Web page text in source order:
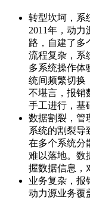
转型坎坷，系
2011年，动
路，自建了多
流程复杂，系
多系统操作体
统间频繁切换
不堪言，报销
手工进行，基
数据割裂，管
系统的割裂导
在多个系统分
难以落地。数
握数据信息，
业务复杂，报
动力源业务覆